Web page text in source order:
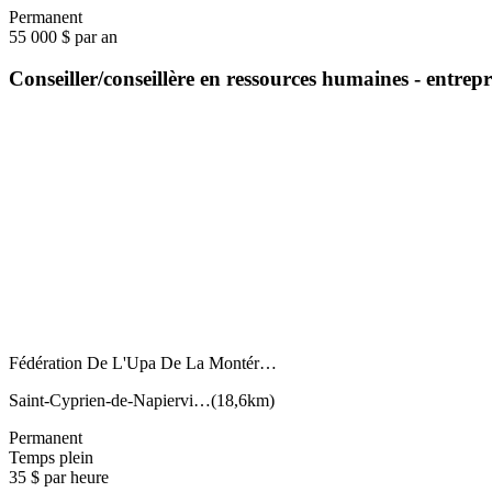
Permanent
55 000 $ par an
Conseiller/conseillère en ressources humaines -
Fédération De L'Upa De La Montér…
Saint-Cyprien-de-Napiervi…(18,6km)
Permanent
Temps plein
35 $ par heure